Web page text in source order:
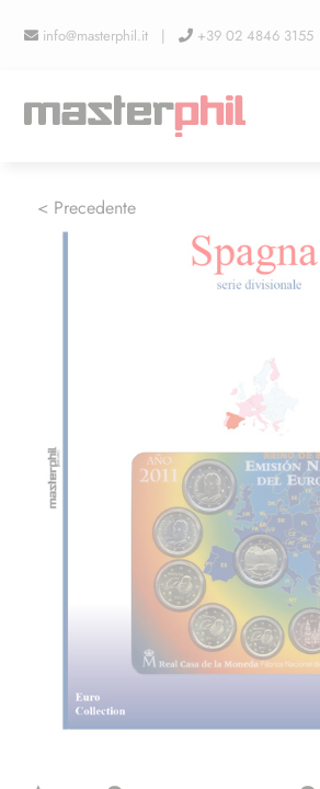
info@masterphil.it | +39 02 4846 3155
LINEA COLLEZIONISMO
CONTATTI
< Precedente